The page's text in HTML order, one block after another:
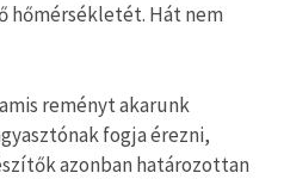
hőmérsékletét. Hát nem
reményt akarunk
fogja érezni,
azonban határozottan